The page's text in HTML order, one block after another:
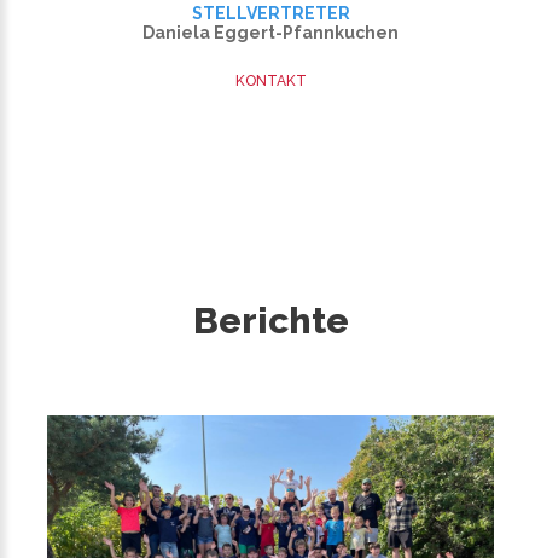
STELLVERTRETER
Daniela Eggert-Pfannkuchen
KONTAKT
Berichte